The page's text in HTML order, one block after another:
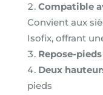
Compatible
Convient aux
Isofix, offrant
Repose-
Deux
pieds